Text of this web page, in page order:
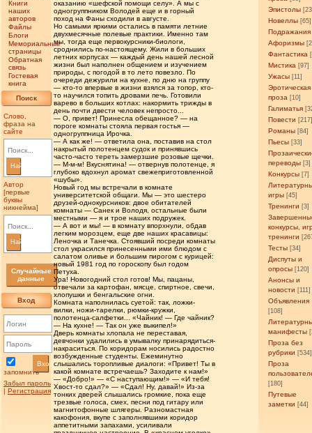
Книги
наших
авторов
Файлы
Блоги
Мемориальные
страницы
Обратная
связь
Гостевая
книга
Поиск
Слово,
фраза на
сайте
Найти
Автор
[первые
буквы
никнейма]
Найти
Случайные
данные
Вход
запомнить
Вход
Забыл пароль
| Регистрация
Эпистолы
Новеллы [65]
Подражания
Афоризмы
Фантастика
Мистика [97]
Ужасы [11]
Эротическая
проза [10]
Галиматья
Повести
Романы [84]
Пьесы [33]
переводы [3]
Конкурсы [7]
игры [45]
Тренинги [3]
конкурсы,
тренинги
Тесты [34]
Диспуты и
опросы [120]
Анонсы и
новости [111]
Объявления
[108]
манифесты
Проза без
рубрики [534]
Проза
[180]
Путевые
заметки [44]
оказанию «шефской помощи селу». А мы с
одногруппником Володей еще и в горный
поход на Фаны сходили в августе.
Но самыми яркими остались в памяти летние
двухмесячные полевые практики. Именно там
мы, тогда еще первокурсники-биологи,
сроднились по-настоящему. Жили в больших
летних корпусах — каждый день нашей лесной
жизни был наполнен общением и изучением
природы, с погодой в то лето повезло. По
очереди дежурили на кухне, по дню на группу
— кто-то впервые в жизни взялся за топор, кто-
то научился топить дровами печь. Готовили
варево в больших котлах: накормить трижды в
день почти двести человек непросто...
— О, привет! Принесла обещанное? — на
пороге комнаты стояла первая гостья —
одногруппница Ирочка.
— А как же! — ответила она, поставив на стол
накрытый полотенцем судок и принявшись
часто-часто тереть замерзшие розовые щечки.
— М-м-м! Вкуснятина! — отвернув полотенце, я
глубоко вдохнул аромат свежеприготовленной
«шубы».
Новый год мы встречали в комнате
университетской общаги. Мы — это шестеро
друзей-однокурсников: двое обитателей
комнаты — Санек и Володя, остальные были
местными — я и трое наших подружек.
— А вот и мы! — в комнату впорхнули, обдав
легким морозцем, еще две наших красавицы:
Леночка и Танечка. Стоявший посреди комнаты
стол украсился принесенными ими блюдом с
салатом оливье и большим пирогом с курицей:
новый 1981 год по гороскопу был годом
Петуха.
Ура! Новогодний стол готов! Мы, пацаны,
отвечали за картофан, мясце, спиртное, свечи,
хлопушки и бенгальские огни.
Комната наполнилась суетой: так, ложки-
вилки, ножи-тарелки, рюмки-кружки,
полотенца-салфетки... «Чайник! — Где чайник?
— На кухне! — Так он уже выкипел!»
Дверь комнаты хлопала не переставая,
девчонки удалились в умывалку принарядиться-
накраситься. По коридорам носились радостно
возбужденные студенты. Ежеминутно
слышались торопливые диалоги: «Привет! Ты в
какой комнате встречаешь? Заходите к нам!»
— «Добро!» — «С наступающим!» — «И тебя!
Хвост-то сдал?» — «Сдал! Ну, давай!» Из-за
тонких дверей слышались громкие, пока еще
трезвые голоса, смех, песни под гитару или
магнитофонные шлягеры. Разномастная
какофония, вкупе с заполнявшими коридор
аппетитными запахами, усиливали